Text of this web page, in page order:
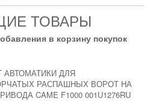
ТОВАРЫ
в корзину покупок
АВТОМАТИКИ ДЛЯ
РАСПАШНЫХ ВОРОТ НА
CAME F1000 001U1276RU